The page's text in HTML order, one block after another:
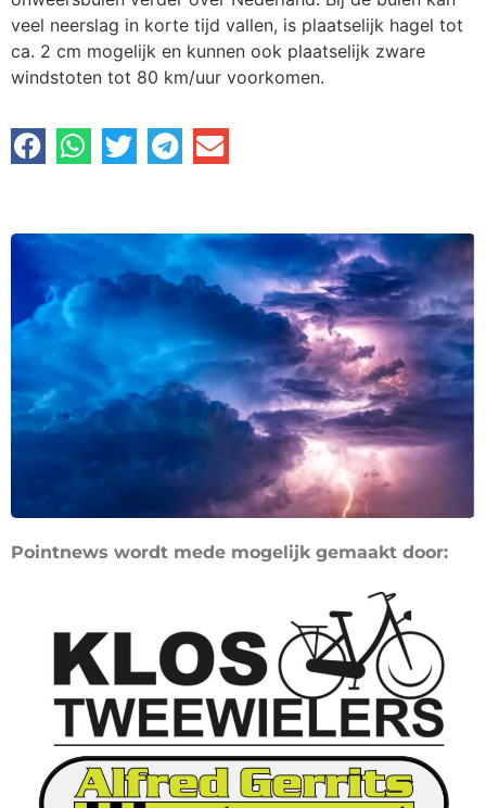
veel neerslag in korte tijd vallen, is plaatselijk hagel tot
ca. 2 cm mogelijk en kunnen ook plaatselijk zware
windstoten tot 80 km/uur voorkomen.
Pointnews wordt mede mogelijk gemaakt door: